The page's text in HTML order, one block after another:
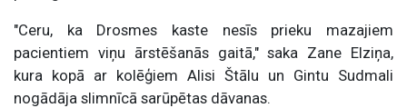
"Ceru, ka Drosmes kaste nesīs prieku mazajiem
pacientiem viņu ārstēšanās gaitā," saka Zane Elziņa,
kura kopā ar kolēģiem Alisi Štālu un Gintu Sudmali
nogādāja slimnīcā sarūpētas dāvanas.